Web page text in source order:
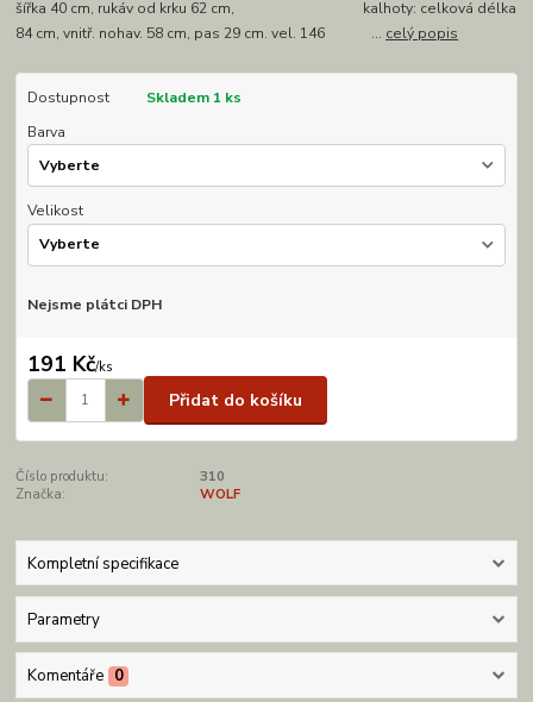
šířka 40 cm, rukáv od krku 62 cm, kalhoty: celková délka
84 cm, vnitř. nohav. 58 cm, pas 29 cm. vel. 146 ... celý popis
Dostupnost
Skladem 1 ks
Barva
Velikost
Nejsme plátci DPH
191 Kč/ks
Přidat do košíku
Číslo produktu:
310
Značka:
WOLF
Kompletní specifikace
Parametry
Komentáře 0